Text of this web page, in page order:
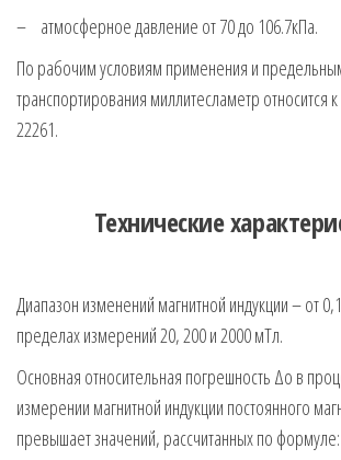
– атмосферное давление от 70 до 106.7кПа.
По рабочим условиям применения и
транспортирования миллитесламетр относится
22261.
Технические
Диапазон изменений магнитной индукции – от
пределах измерений 20, 200 и 2000 мТл.
Основная относительная погрешность Δо в
измерении магнитной индукции постоянного
превышает значений, рассчитанных пo формуле: